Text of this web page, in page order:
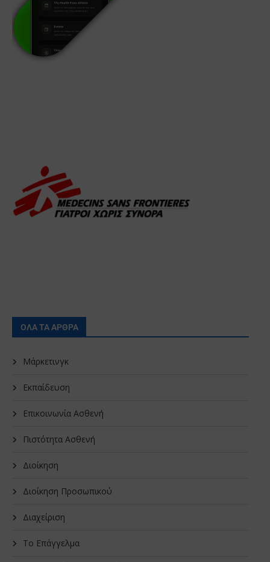
ΟΛΑ ΤΑ ΑΡΘΡΑ
Μάρκετινγκ
Εκπαίδευση
Επικοινωνία Ασθενή
Πιστότητα Ασθενή
Διοίκηση
Διοίκηση Προσωπικού
Διαχείριση
Το Επάγγελμα